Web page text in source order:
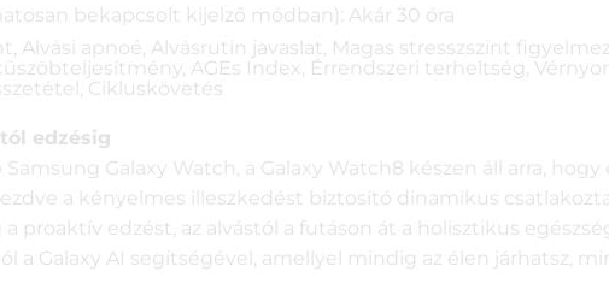
bekapcsolt kijelző módban): Akár 30 óra
Alvási apnoé, Alvásrutin javaslat, Magas stresszszint
AGEs Index, Érrendszeri terheltség,
Cikluskövetés
edzésig
Galaxy Watch, a Galaxy Watch8 készen áll arra,
a kényelmes illeszkedést biztosító dinamikus
proaktív edzést, az alvástól a futáson át a holisztikus
a Galaxy AI segítségével, amellyel mindig az élen járhatsz,